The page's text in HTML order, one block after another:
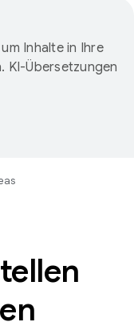
Inhalte in Ihre
KI-Übersetzungen